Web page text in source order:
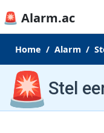
🚨 Alarm.ac
Home Alarm
🚨 Stel